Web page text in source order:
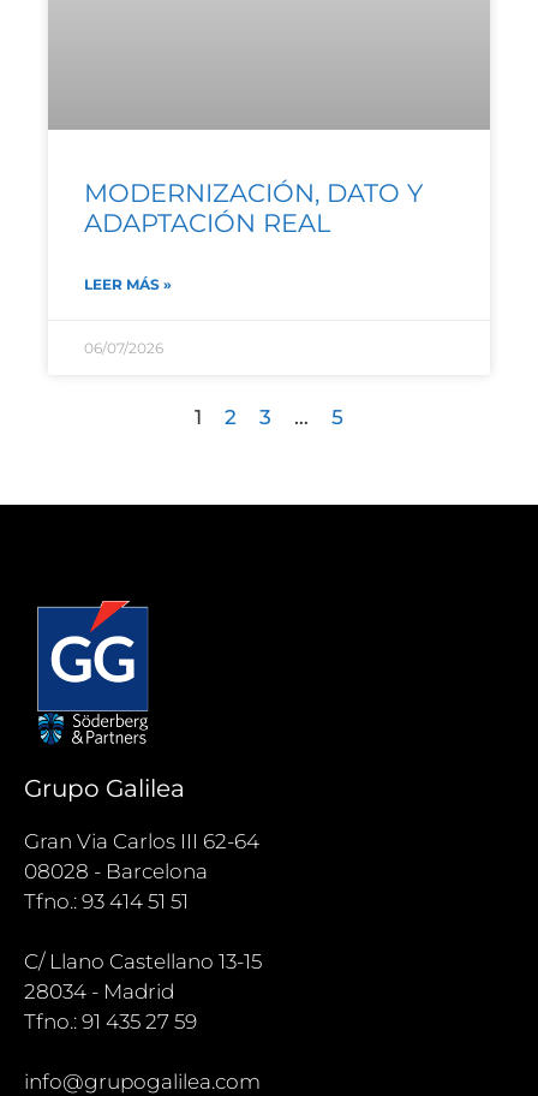
MODERNIZACIÓN, DATO Y
ADAPTACIÓN REAL
LEER MÁS »
06/07/2026
1 2 3 … 5
Grupo Galilea
Gran Via Carlos III 62-64
08028 - Barcelona
Tfno.: 93 414 51 51
C/ Llano Castellano 13-15
28034 - Madrid
Tfno.: 91 435 27 59
info@grupogalilea.com